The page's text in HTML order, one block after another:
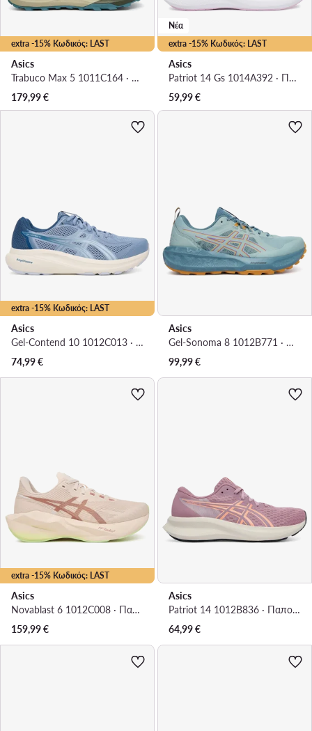
extra -15% Κωδικός: LAST
Asics
Trabuco Max 5 1011C164 · Παπούτσια για Τρέξιμο
179,99€
extra -15% Κωδικός: LAST
Νέα
Asics
Patriot 14 Gs 1014A392 · Παπούτσια για Τρέξιμο
59,99€
extra -15% Κωδικός: LAST
Asics
Gel-Contend 10 1012C013 · Παπούτσια για Τρέξιμο
74,99€
Asics
Gel-Sonoma 8 1012B771 · Παπούτσια για Τρέξιμο
99,99€
extra -15% Κωδικός: LAST
Asics
Novablast 6 1012C008 · Παπούτσια για Τρέξιμο
159,99€
Asics
Patriot 14 1012B836 · Παπούτσια για Τρέξιμο
64,99€